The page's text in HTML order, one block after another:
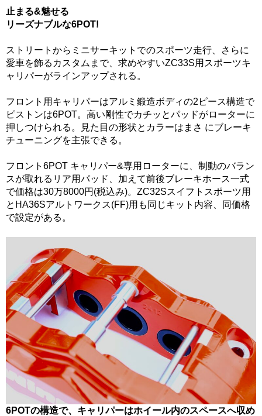
止まる&魅せる
リーズナブルな6POT!
ストリートからミニサーキットでのスポーツ走行、さらに
愛車を飾るカスタムまで、求めやすいZC33S用スポーツキ
ャリパーがラインアップされる。
フロント用キャリパーはアルミ鍛造ボディの2ピース構造で
ピストンは6POT。高い剛性でカチッとパッドがローターに
押しつけられる。見た目の形状とカラーはまさ にブレーキ
チューニングを主張できる。
フロント6POT キャリパー&専用ローターに、制動のバラン
スが取れるリア用パッド、加えて前後ブレーキホース一式
で価格は30万8000円(税込み)。ZC32Sスイフトスポーツ用
とHA36Sアルトワークス(FF)用も同じキット内容、同価格
で設定がある。
6POTの構造で、キャリパーはホイール内のスペースへ収め